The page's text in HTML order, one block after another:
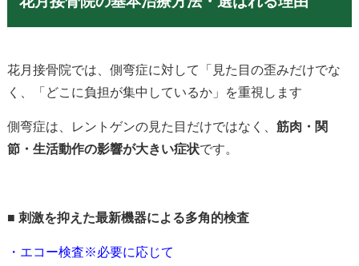
花月接骨院では、側弯症に対して「見た目の歪みだけでな
く、「どこに負担が集中しているか」を重視します
側弯症は、レントゲンの見た目だけではなく、 筋肉・関
節・生活動作の影響が大きい症状です。
■ 刺激を抑えた最新機器による多角的検査
・エコー検査※必要に応じて